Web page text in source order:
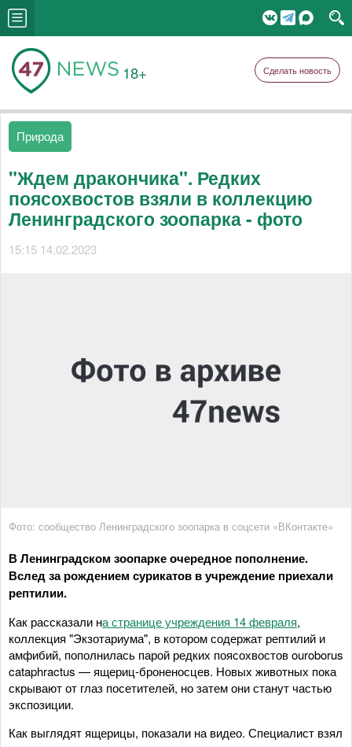
18+ Сделать новость
Природа
"Ждем дракончика". Редких
поясохвостов взяли в коллекцию
Ленинградского зоопарка - фото
15:15 14.02.2023
Фото: сообщество Ленинградского зоопарка в соцсети «ВКонтакте»
В Ленинградском зоопарке очередное пополнение.
Вслед за рождением сурикатов в учреждение приехали
рептилии.
Как рассказали на странице учреждения 14 февраля,
коллекция "Экзотариума", в котором содержат рептилий и
амфибий, пополнилась парой редких поясохвостов ouroborus
cataphractus — ящериц-броненосцев. Новых животных пока
скрывают от глаз посетителей, но затем они станут частью
экспозиции.
Как выглядят ящерицы, показали на видео. Специалист взял